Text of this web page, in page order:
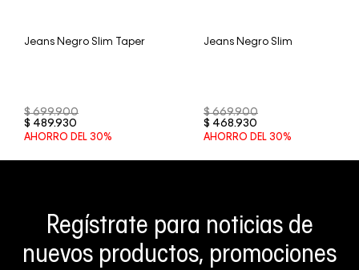
Jeans Negro Slim Taper
$ 699.900
$ 489.930
AHORRO DEL 30%
Jeans Negro Slim
$ 669.900
$ 468.930
AHORRO DEL 30%
Regístrate para noticias de
nuevos productos, promociones